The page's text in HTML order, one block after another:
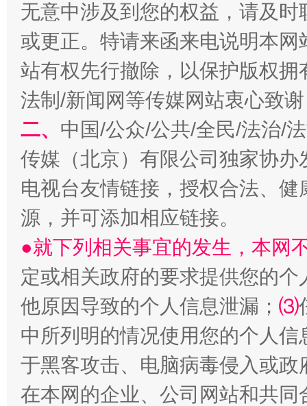
揭开“小金库”的免责幌子
受贿1.44亿！段成刚被判无期
全民健身五年计划来了！等你上场
无意中涉及到您的权益，请及
或更正。特请来函来电说明本
站有权先行撤除，以保护版权
法制/新闻网等传媒网站衷心致
二、 中国/公众/公共/全民/法治/
传媒（北京）有限公司独家协
电视台友情链接，授权合法、
源，并可添加相应链接。
●就下列相关事宜的发生，本网
定或相关政府的要求提供您的个
他原因导致的个人信息泄漏； ⑶
中所列明的情况使用您的个人
于黑客攻击、电脑病毒侵入或
在本网的企业、公司网站和共